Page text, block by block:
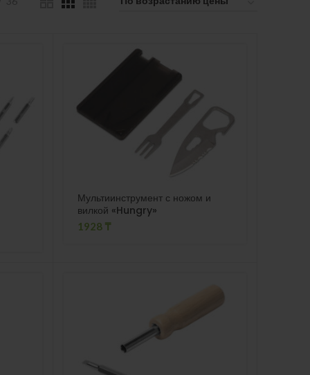
Мультиинструмент с ножом и
вилкой «Hungry»
1928 ₸